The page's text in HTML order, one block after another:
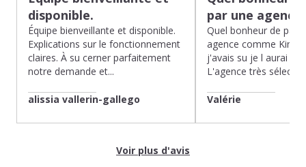
disponible.
Équipe bienveillante et disponible.
Explications sur le fonctionnement
claires. À su cerner parfaitement
notre demande et...
alissia vallerin-gallego
par une
Quel bonheur de
agence comme
j'avais su je l aurai
L'agence très
Valérie
Voir plus d'avis